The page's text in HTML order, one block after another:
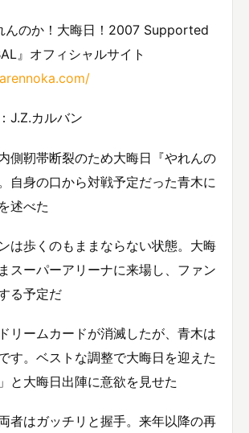
んのか！大晦日！2007 Supported
』オフィシャルサイト
J.Z.カルバン
側靭帯断裂のため大晦日『やれんの
自身の口から対戦予定だった青木に
述べた
は歩くのもままならない状態。大晦
スーパーアリーナに来場し、ファン
る予定だ
リームカードが消滅したが、青木は
す。ベストな調整で大晦日を迎えた
と大晦日出陣に意欲を見せた
者はガッチリと握手。来年以降の再